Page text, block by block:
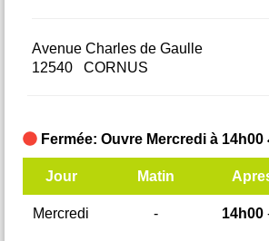
Avenue Charles de Gaulle
12540 CORNUS
Fermée: Ouvre Mercredi à 14h00
Jour Matin
Mercredi - 14h00